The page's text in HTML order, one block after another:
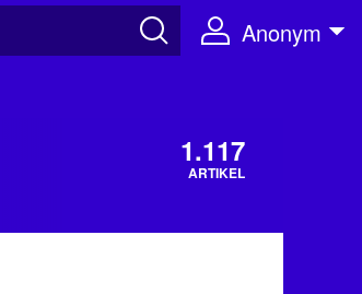
Anonym
1.117
ARTIKEL